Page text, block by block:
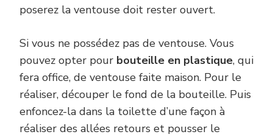
poserez la ventouse doit rester ouvert.
Si vous ne possédez pas de ventouse. Vous
pouvez opter pour bouteille en plastique, qui
fera office, de ventouse faite maison. Pour le
réaliser, découper le fond de la bouteille. Puis
enfoncez-la dans la toilette d’une façon à
réaliser des allées retours et pousser le